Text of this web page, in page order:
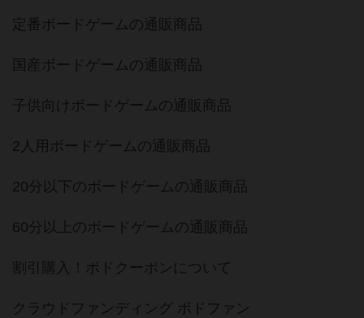
定番ボードゲームの通販商品
国産ボードゲームの通販商品
子供向けボードゲームの通販商品
2人用ボードゲームの通販商品
20分以下のボードゲームの通販商品
60分以上のボードゲームの通販商品
割引購入！ボドクーポンについて
クラウドファンディング ボドファン